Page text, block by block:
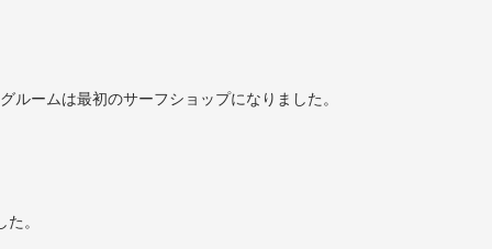
ームは最初のサーフショップになりました。
。